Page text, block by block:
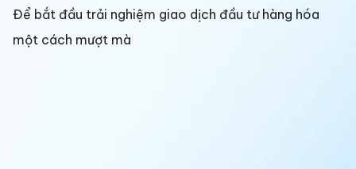
Để bắt đầu trải nghiệm giao dịch đầu tư hàng hóa
một cách mượt mà